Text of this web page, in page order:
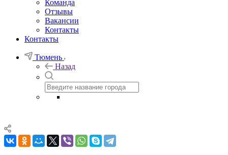
Команда
Отзывы
Вакансии
Контакты
Контакты
Тюмень
Назад